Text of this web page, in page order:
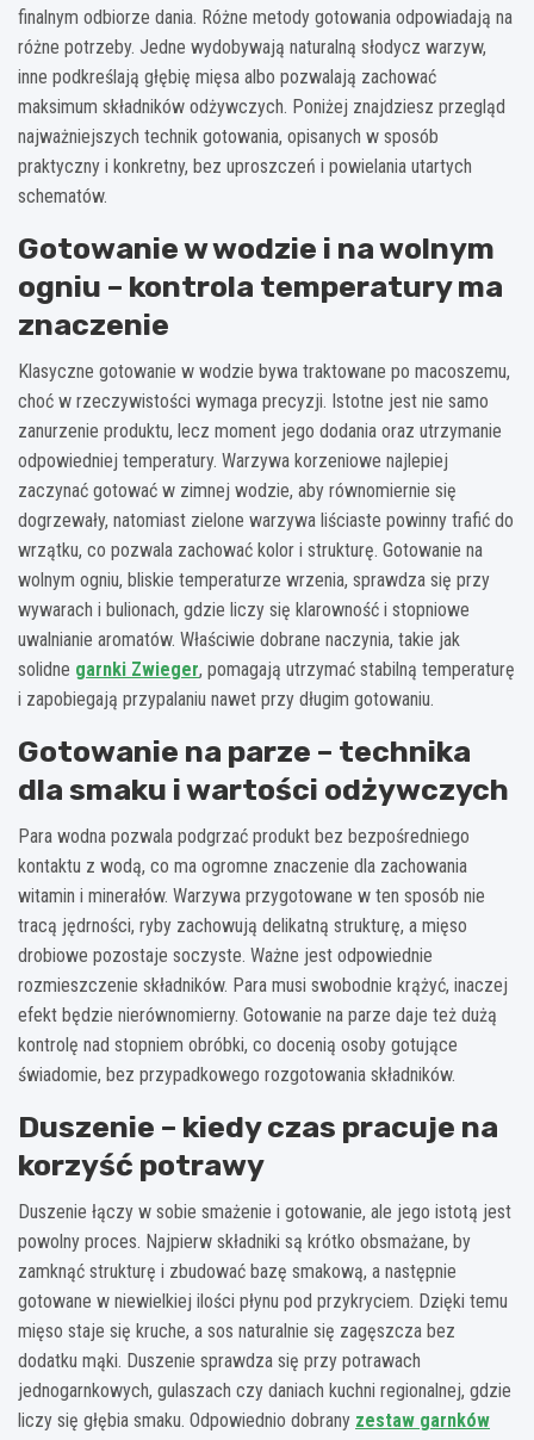
finalnym odbiorze dania. Różne metody gotowania odpowiadają na
różne potrzeby. Jedne wydobywają naturalną słodycz warzyw,
inne podkreślają głębię mięsa albo pozwalają zachować
maksimum składników odżywczych. Poniżej znajdziesz przegląd
najważniejszych technik gotowania, opisanych w sposób
praktyczny i konkretny, bez uproszczeń i powielania utartych
schematów.
Gotowanie w wodzie i na wolnym
ogniu – kontrola temperatury ma
znaczenie
Klasyczne gotowanie w wodzie bywa traktowane po macoszemu,
choć w rzeczywistości wymaga precyzji. Istotne jest nie samo
zanurzenie produktu, lecz moment jego dodania oraz utrzymanie
odpowiedniej temperatury. Warzywa korzeniowe najlepiej
zaczynać gotować w zimnej wodzie, aby równomiernie się
dogrzewały, natomiast zielone warzywa liściaste powinny trafić do
wrzątku, co pozwala zachować kolor i strukturę. Gotowanie na
wolnym ogniu, bliskie temperaturze wrzenia, sprawdza się przy
wywarach i bulionach, gdzie liczy się klarowność i stopniowe
uwalnianie aromatów. Właściwie dobrane naczynia, takie jak
solidne garnki Zwieger, pomagają utrzymać stabilną temperaturę
i zapobiegają przypalaniu nawet przy długim gotowaniu.
Gotowanie na parze – technika
dla smaku i wartości odżywczych
Para wodna pozwala podgrzać produkt bez bezpośredniego
kontaktu z wodą, co ma ogromne znaczenie dla zachowania
witamin i minerałów. Warzywa przygotowane w ten sposób nie
tracą jędrności, ryby zachowują delikatną strukturę, a mięso
drobiowe pozostaje soczyste. Ważne jest odpowiednie
rozmieszczenie składników. Para musi swobodnie krążyć, inaczej
efekt będzie nierównomierny. Gotowanie na parze daje też dużą
kontrolę nad stopniem obróbki, co docenią osoby gotujące
świadomie, bez przypadkowego rozgotowania składników.
Duszenie – kiedy czas pracuje na
korzyść potrawy
Duszenie łączy w sobie smażenie i gotowanie, ale jego istotą jest
powolny proces. Najpierw składniki są krótko obsmażane, by
zamknąć strukturę i zbudować bazę smakową, a następnie
gotowane w niewielkiej ilości płynu pod przykryciem. Dzięki temu
mięso staje się kruche, a sos naturalnie się zagęszcza bez
dodatku mąki. Duszenie sprawdza się przy potrawach
jednogarnkowych, gulaszach czy daniach kuchni regionalnej, gdzie
liczy się głębia smaku. Odpowiednio dobrany zestaw garnków